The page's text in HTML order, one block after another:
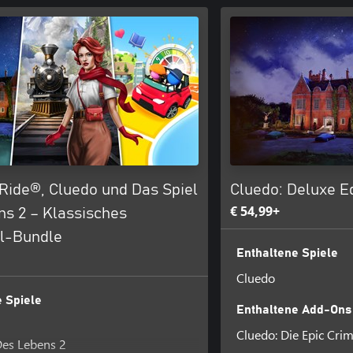
Cluedo und Das Spiel
2 – Klassisches
Bundle
Spiele
Lebens 2
Cluedo: Deluxe
€ 54,99+
Enthaltene Spiele
Cluedo
Enthaltene Add-Ons
Cluedo: Die Epic